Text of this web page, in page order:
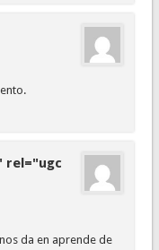
rel="ugc
da en aprende de